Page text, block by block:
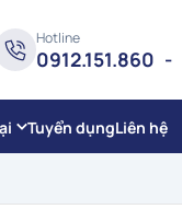
Hotline
0912.151.860 -
Tuyển dụngLiên hệ